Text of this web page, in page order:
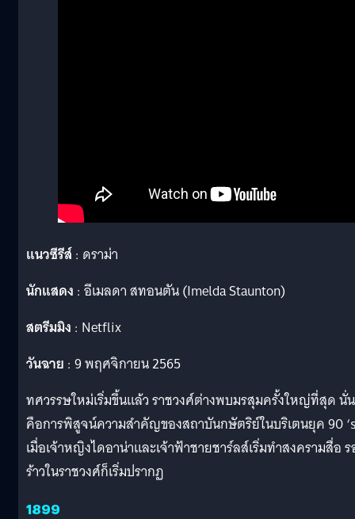
แนวซีรีส์: ดราม่า
นักแสดง : อีเมลดา สทอนตัน (Imelda Staunton)
สตรีมมิง : Netflix
วันฉาย : 9 พฤศจิกายน 2565
ทศวรรษใหม่เริ่มขึ้นแล้ว ราชวงศ์ต่างพบมรสุมครั้งใหญ่ที่สุด นั่น
คือการพิสูจน์ความสำคัญของสถาบันกษัตริย์ในบริเตนยุค 90
เมื่อเจ้าหญิงไดอาน่าและเจ้าฟ้าชายชาร์ลส์เริ่มทำสงครามสื่อ
ร้าวในราชวงศ์ก็เริ่มปรากฏ
1899